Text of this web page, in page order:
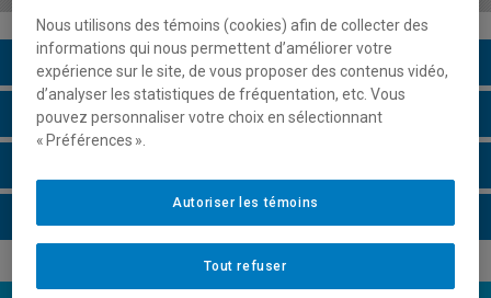
Description du cours
Horaire - Été 2026
Nous utilisons des témoins (cookies) afin de collecter des
informations qui nous permettent d’améliorer votre
expérience sur le site, de vous proposer des contenus vidéo,
d’analyser les statistiques de fréquentation, etc. Vous
pouvez personnaliser votre choix en sélectionnant
« Préférences ».
Tout refuser
Autoriser les témoins